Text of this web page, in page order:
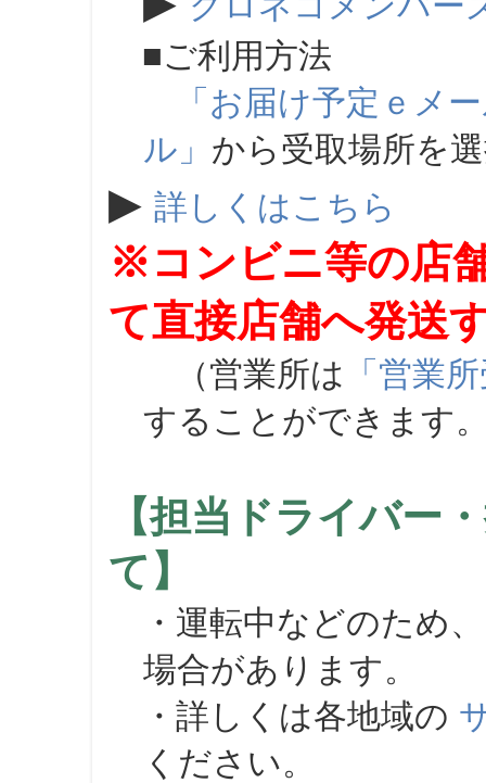
■ご利用方法
「お届け予定ｅメ
ル」 から受取場所を
▶ 詳しくはこちら
※コンビニ等の店
て直接店舗へ発送
（営業所は 「営業
することができます
【担当ドライバー
て】
・運転中などのため
場合があります。
・詳しくは各地域の
ください。